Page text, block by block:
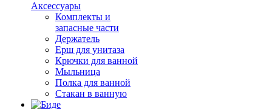
Аксессуары
Комплекты и
запасные части
Держатель
Ерш для унитаза
Крючки для ванной
Мыльница
Полка для ванной
Стакан в ванную